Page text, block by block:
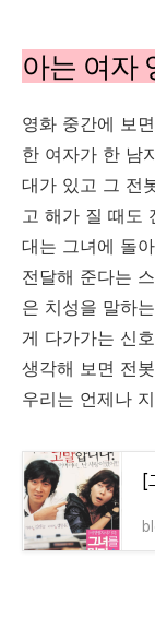
아는 여자
영화 중간에 보
한 여자가 한 남
대가 있고 그 전
고 해가 질 때도
대는 그녀에 돌
전달해 준다는
은 치성을 말하
게 다가가는 신
생각해 보면 전
우리는 언제나
[